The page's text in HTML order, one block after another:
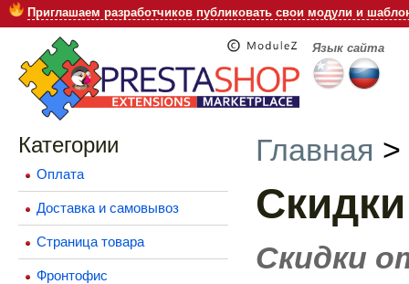
Приглашаем разработчиков публиковать свои модули и
Язык сайта
Категории
Оплата
Доставка и самовывоз
Страница товара
Фронтофис
Главная >
Скидки